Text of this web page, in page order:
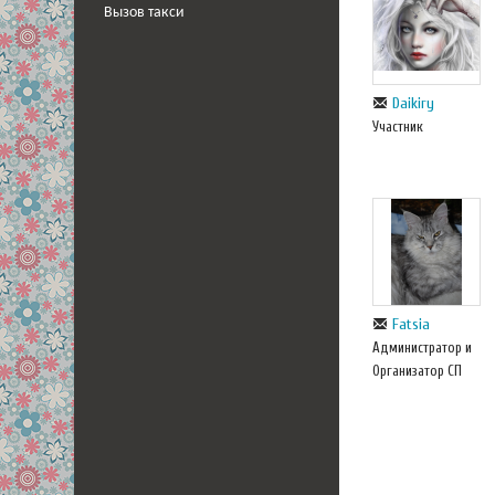
Вызов такси
Daikiry
Участник
Fatsia
Администратор и
Организатор СП